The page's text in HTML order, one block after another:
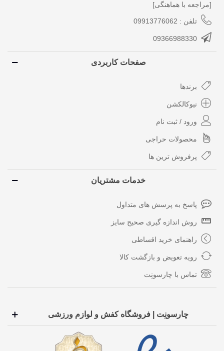
[مراجعه با هماهنگی]
تلفن : 09913776062
09366988330
صفحات کاربردی
برندها
نیوکالکشن
ورود / ثبت نام
محصولات حراجی
پرفروش ترین ها
خدمات مشتریان
پاسخ به پرسش های متداول
روش اندازه گیری صحیح سایز
راهنمای خرید اقساطی
رویه تعویض و بازگشت کالا
تماس با چارسونِت
چارسونِت | فروشگاه کفش و لوازم ورزشی